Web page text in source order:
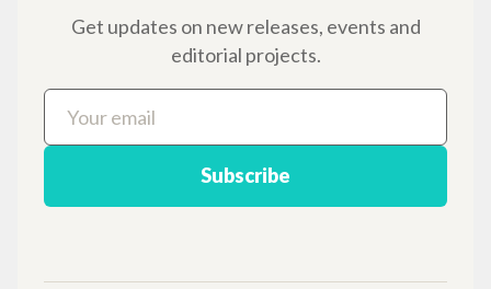
The portal collects and gives access to the
writings of Luigi Giussani: nearly 5,000
bibliographic references, full texts in 5
languages, and dedicated thematic sections.